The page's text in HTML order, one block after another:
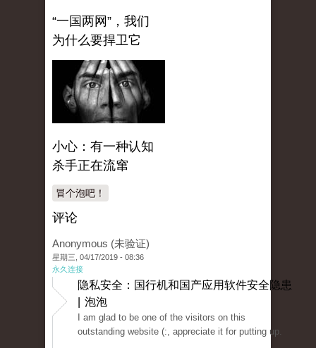
“一国两网”，我们
为什么要捍卫它
小心：有一种认知
杀手正在流窜
冒个泡吧！
评论
Anonymous (未验证)
星期三, 04/17/2019 - 08:36
永久连接
隐私安全：国行机和国产应用软件安全隐患
| 泡泡
I am glad to be one of the visitors on this
outstanding website (:, appreciate it for putting up.